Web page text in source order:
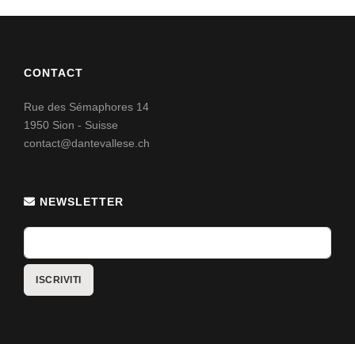
CONTACT
Rue des Sémaphores 14
1950 Sion - Suisse
contact@dantevallese.ch
NEWSLETTER